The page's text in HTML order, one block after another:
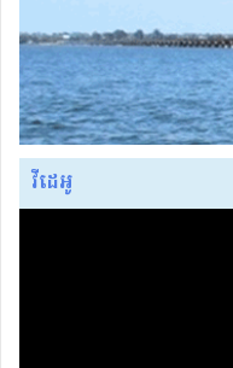
វីដេអូ